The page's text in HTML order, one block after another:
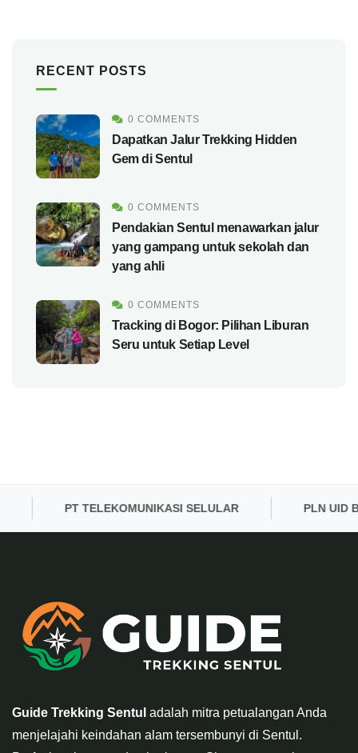
RECENT POSTS
0 COMMENTS
Dapatkan Jalur Trekking Hidden
Gem di Sentul
0 COMMENTS
Pendakian Sentul menawarkan jalur
yang gampang untuk sekolah dan
yang ahli
0 COMMENTS
Tracking di Bogor: Pilihan Liburan
Seru untuk Setiap Level
PT TELEKOMUNIKASI SELULAR PLN UID
Guide Trekking Sentul adalah mitra petualangan Anda
menjelajahi keindahan alam tersembunyi di Sentul.